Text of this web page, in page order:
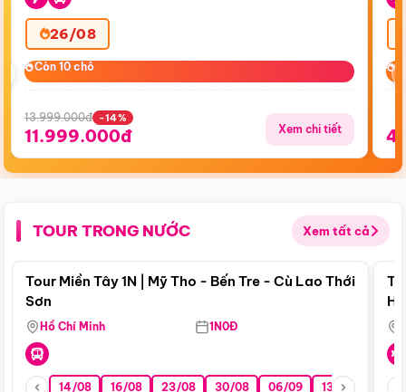
26/08
Còn 10 chỗ
Còn 10 chỗ
13.999.000đ -14%
11.999.000đ Xem chi tiết
TOUR TRONG NƯỚC Xem tất cả
Điểm nổi bật
Tour Miền Tây 1N | Mỹ Tho - Bến Tre - Cù Lao Thới
Sơn
Hồ Chí Minh 1N0Đ
14/08 16/08 23/08 30/08 06/09 13/09 20/09